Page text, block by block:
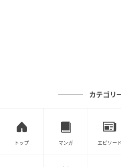
カテゴリ
トップ マンガ エピソード